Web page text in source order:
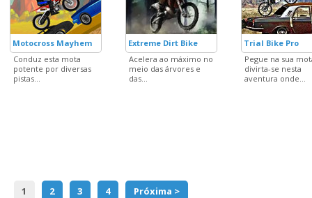
Motocross Mayhem
Conduz esta mota
potente por diversas
pistas...
Extreme Dirt Bike
Acelera ao máximo no
meio das árvores e
das...
Trial Bike Pro
Pegue na sua
divirta-se nesta
aventura onde...
1 2 3 4 Próxima >